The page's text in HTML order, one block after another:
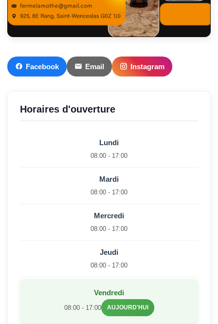
Facebook Email Instagram
Horaires d'ouverture
Lundi
08:00 - 17:00
Mardi
08:00 - 17:00
Mercredi
08:00 - 17:00
Jeudi
08:00 - 17:00
Vendredi
08:00 - 17:00 AUJOURD'HUI